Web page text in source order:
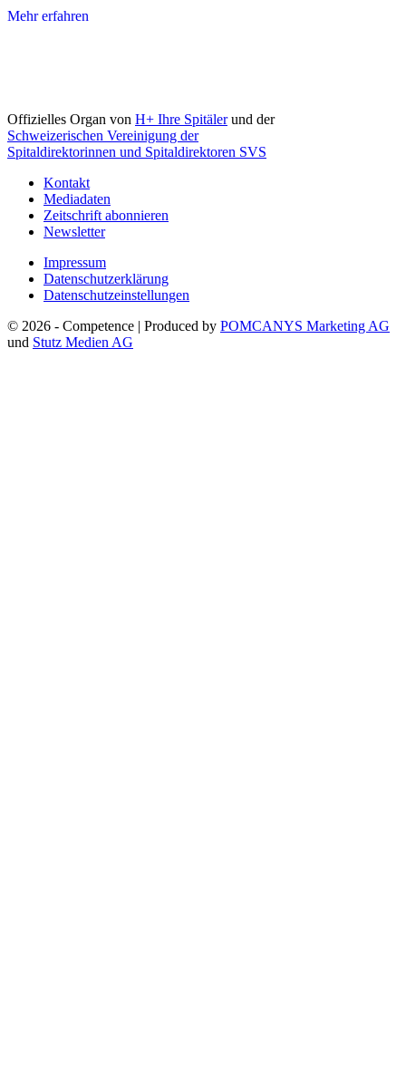
Mehr erfahren
Offizielles Organ von H+ Ihre Spitälerund der
Schweizerischen Vereinigung der
Spitaldirektorinnen und Spitaldirektoren SVS
Kontakt
Mediadaten
Zeitschrift abonnieren
Newsletter
Impressum
Datenschutzerklärung
Datenschutzeinstellungen
© 2026 - Competence | Produced by POMCANYS Marketing AG
und Stutz Medien AG